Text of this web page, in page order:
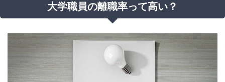
大学職員の離職率って高い？